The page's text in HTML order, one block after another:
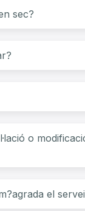
sec?
o
el